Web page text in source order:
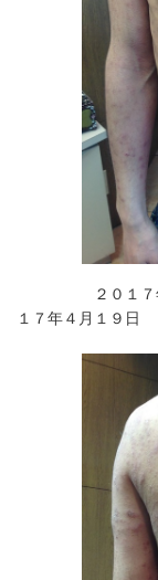
２０１
１７年４月１９日